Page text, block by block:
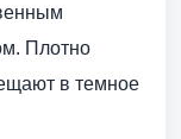
Плотно
в темное